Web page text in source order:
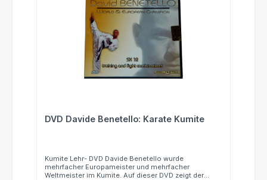
DVD Davide Benetello: Karate Kumite
Kumite Lehr- DVD Davide Benetello wurde
mehrfacher Europameister und mehrfacher
Weltmeister im Kumite. Auf dieser DVD zeigt der